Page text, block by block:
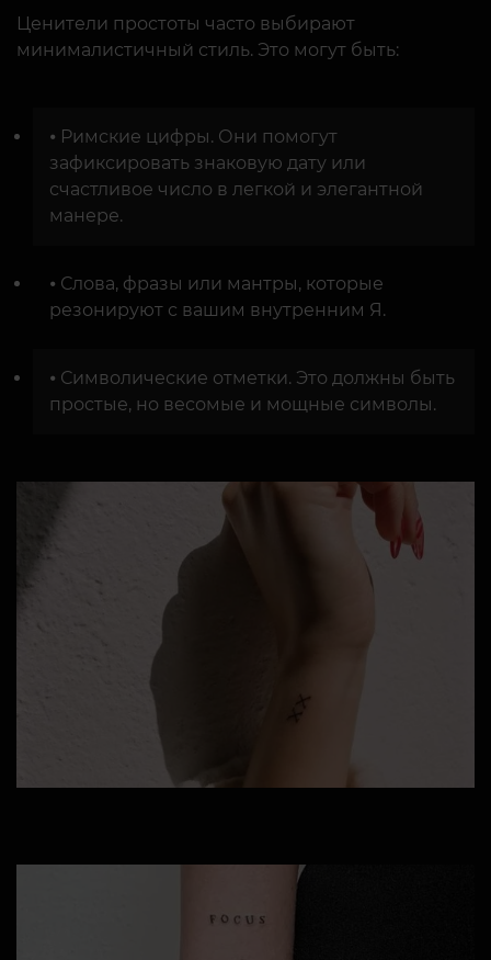
Ценители простоты часто выбирают
минималистичный стиль. Это могут быть:
⦁ Римские цифры. Они помогут
зафиксировать знаковую дату или
счастливое число в легкой и элегантной
манере.
⦁ Слова, фразы или мантры, которые
резонируют с вашим внутренним Я.
⦁ Символические отметки. Это должны быть
простые, но весомые и мощные символы.